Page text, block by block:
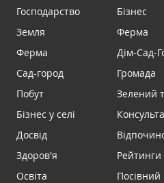
Господарство
Земля
Ферма
Сад-город
Побут
Бізнес у селі
Досвід
Здоров'я
Освіта
Бізнес
Ферма
Дім-Сад-
Громада
Зелений
Рейтинги
Посівний